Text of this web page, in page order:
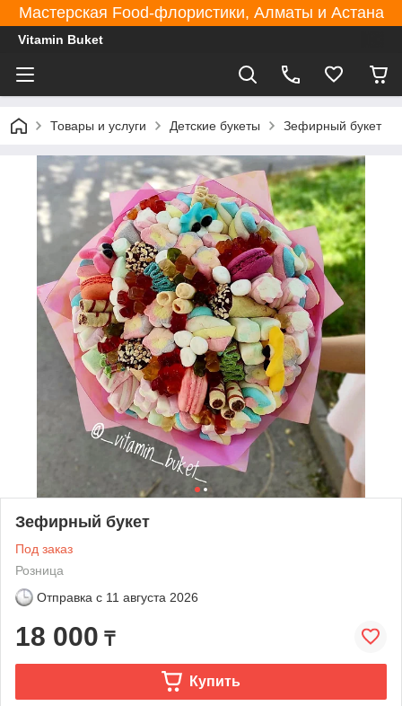
Мастерская Food-флористики, Алматы и Астана
Vitamin Buket
Товары и услуги Детские букеты Зефирный букет
Зефирный букет
Под заказ
Розница
Отправка с 11 августа 2026
18 000 ₸
Купить